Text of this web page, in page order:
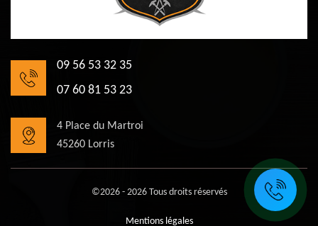
09 56 53 32 35
07 60 81 53 23
4 Place du Martroi
45260 Lorris
©2026 - 2026 Tous droits réservés
Mentions légales